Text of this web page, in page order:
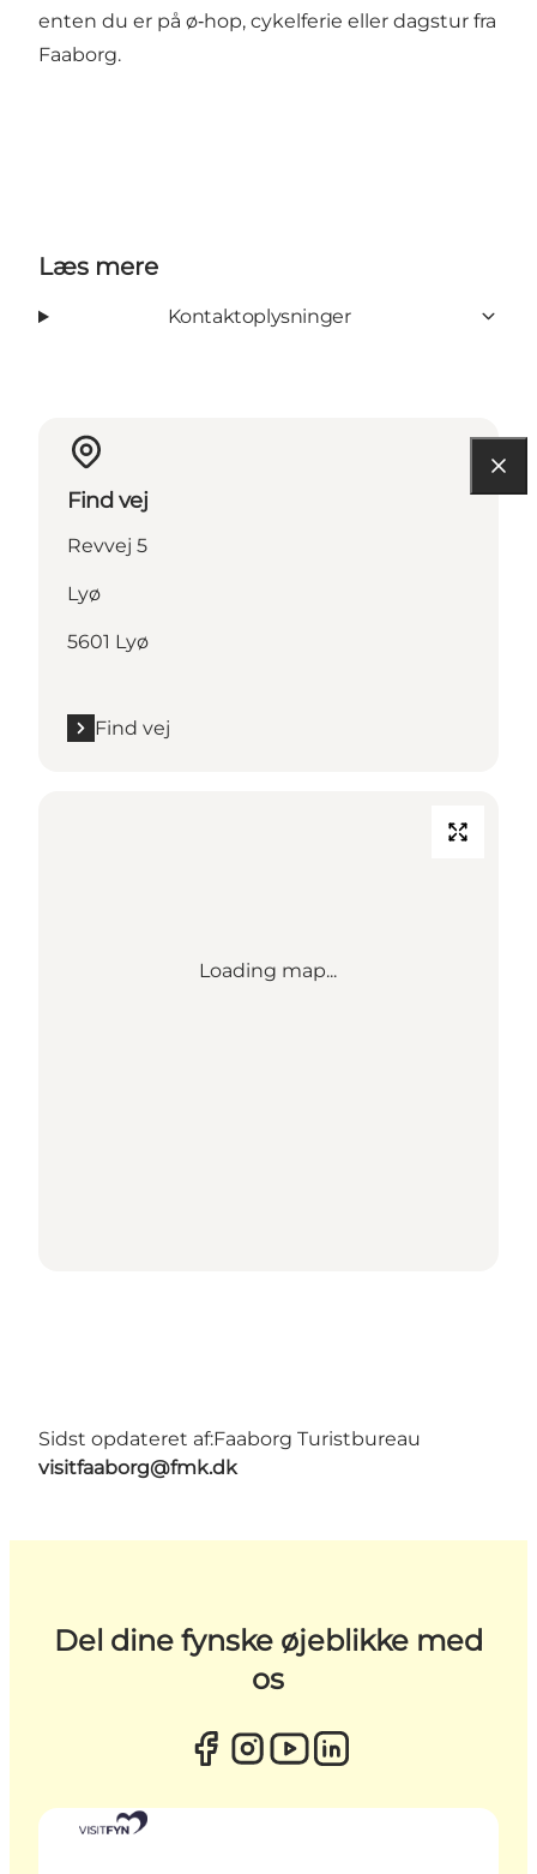
enten du er på ø‑hop, cykelferie eller dagstur fra
Faaborg.
Læs mere
Kontaktoplysninger
Find vej
Revvej 5
Lyø
5601 Lyø
Find vej
Loading map...
Sidst opdateret af:Faaborg Turistbureau
visitfaaborg@fmk.dk
Del dine fynske øjeblikke med
os